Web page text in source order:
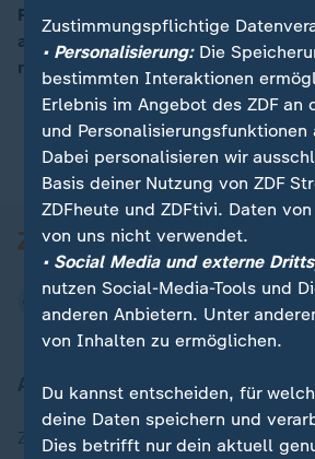
00:16
Reh ausgezeichnet wird, ist bereits
ausgerollt worden. Die "Tribute to
rund 300 Stars für den guten
Aktuell bei ZDFheute
Zuletzt veröffentlicht
Zustimmungspflichtige
• Personalisierung:Die
bestimmten Interaktionen
Erlebnis im Angebot des ZDF an
und Personalisierungsfunktionen
Dabei personalisieren wir
Basis deiner Nutzung von ZDF
ZDFheute und ZDFtivi. Daten
von uns nicht verwendet.
• Social Media und externe
nutzen Social-Media-Tools und
anderen Anbietern. Unter
von Inhalten zu ermöglichen.
Du kannst entscheiden, für
deine Daten speichern und
Dies betrifft nur dein aktuell